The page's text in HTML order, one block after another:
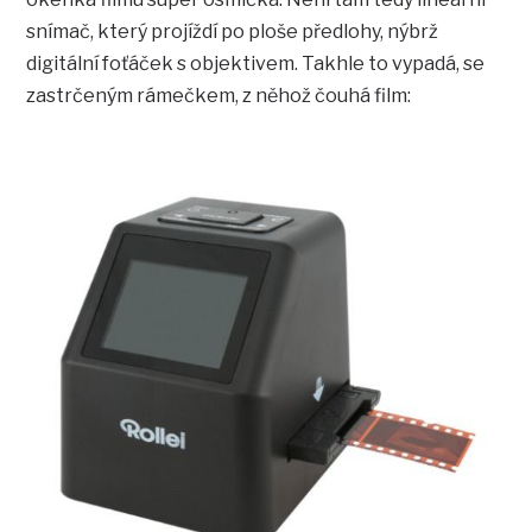
snímač, který projíždí po ploše předlohy, nýbrž
digitální foťáček s objektivem. Takhle to vypadá, se
zastrčeným rámečkem, z něhož čouhá film: